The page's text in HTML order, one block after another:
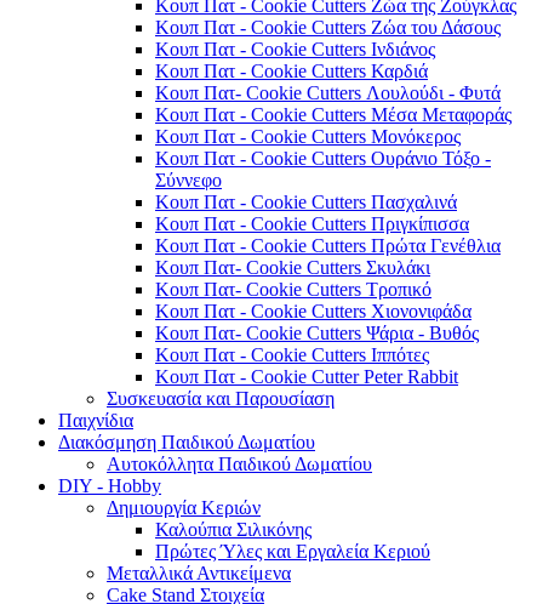
Κουπ Πατ - Cookie Cutters Ζώα της Ζούγκλας
Κουπ Πατ - Cookie Cutters Ζώα του Δάσους
Κουπ Πατ - Cookie Cutters Ινδιάνος
Κουπ Πατ - Cookie Cutters Καρδιά
Κουπ Πατ- Cookie Cutters Λουλούδι - Φυτά
Κουπ Πατ - Cookie Cutters Μέσα Μεταφοράς
Κουπ Πατ - Cookie Cutters Μονόκερος
Κουπ Πατ - Cookie Cutters Ουράνιο Τόξο -
Σύννεφο
Κουπ Πατ - Cookie Cutters Πασχαλινά
Κουπ Πατ - Cookie Cutters Πριγκίπισσα
Κουπ Πατ - Cookie Cutters Πρώτα Γενέθλια
Κουπ Πατ- Cookie Cutters Σκυλάκι
Κουπ Πατ- Cookie Cutters Τροπικό
Κουπ Πατ - Cookie Cutters Χιονονιφάδα
Κουπ Πατ- Cookie Cutters Ψάρια - Βυθός
Κουπ Πατ - Cookie Cutters Ιππότες
Κουπ Πατ - Cookie Cutter Peter Rabbit
Συσκευασία και Παρουσίαση
Παιχνίδια
Διακόσμηση Παιδικού Δωματίου
Αυτοκόλλητα Παιδικού Δωματίου
DIY - Hobby
Δημιουργία Κεριών
Καλούπια Σιλικόνης
Πρώτες Ύλες και Εργαλεία Κεριού
Μεταλλικά Αντικείμενα
Cake Stand Στοιχεία